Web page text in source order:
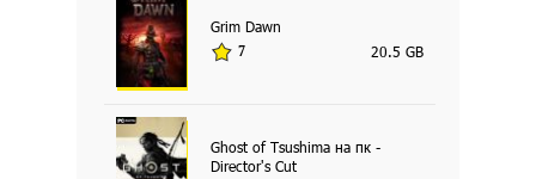
Grim Dawn
7 20.5 GB
Ghost of Tsushima на пк -
Director's Cut